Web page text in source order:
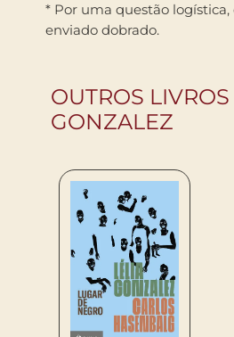
* Por uma questão logística,
enviado dobrado.
OUTROS
GONZALEZ